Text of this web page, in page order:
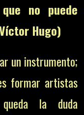
no puede
Hugo)
un instrumento;
formar artistas
la duda